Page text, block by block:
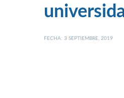
FECHA: 3 SEPTIEMBRE, 2019